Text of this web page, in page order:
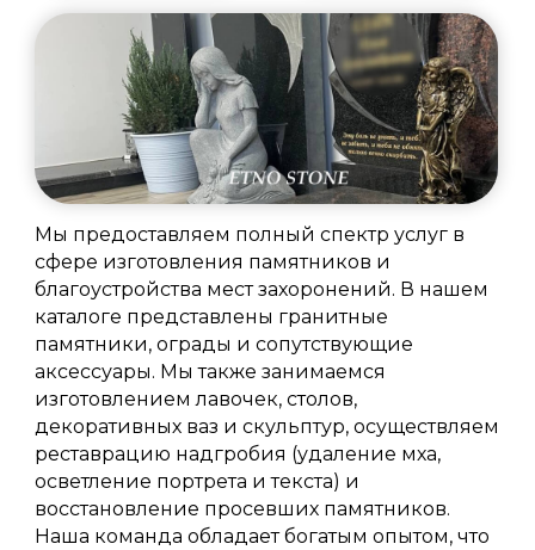
Мы предоставляем полный спектр услуг в
сфере изготовления памятников и
благоустройства мест захоронений. В нашем
каталоге представлены гранитные
памятники, ограды и сопутствующие
аксессуары. Мы также занимаемся
изготовлением лавочек, столов,
декоративных ваз и скульптур, осуществляем
реставрацию надгробия (удаление мха,
осветление портрета и текста) и
восстановление просевших памятников.
Наша команда обладает богатым опытом, что